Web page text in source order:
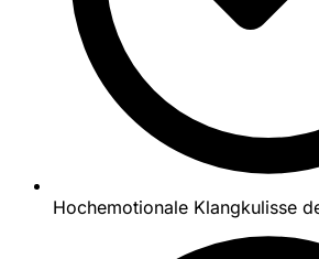
Hochemotionale Klangkulisse